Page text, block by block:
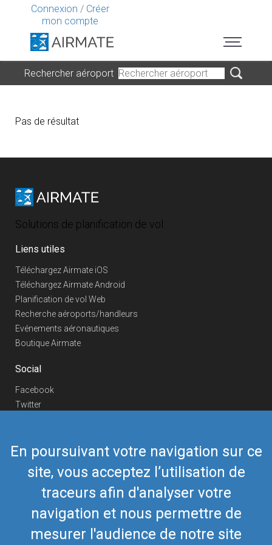
Connexion / Créer
mon compte
En poursuivant votre navigation sur ce
site, vous acceptez l’utilisation de
traceurs afin d'analyser votre
navigation et nous permettre de
mesurer l'audience de notre site
Rechercher aéroport
Pas de résultat
Solutions de planification de vol
Liens utiles
Téléchargez Airmate iOS
Téléchargez Airmate Android
Planification de vol Web
Recherche aéroports/handleurs
Evénements aéronautiques
Boutique Airmate
Social
Facebook
Twitter
Telegram
Nous contacter
Téléphone Europe +352 26441835
Téléphone US/Canada
418-592-8862
airmate@airmate.aero
(c) Myriel Aviation SA